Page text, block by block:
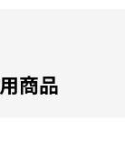
商品